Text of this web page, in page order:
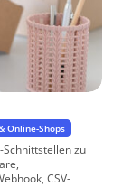
Online-Shops
Schnittstellen zu
CSV-